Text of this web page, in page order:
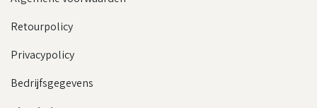
Retourpolicy
Privacypolicy
Bedrijfsgegevens